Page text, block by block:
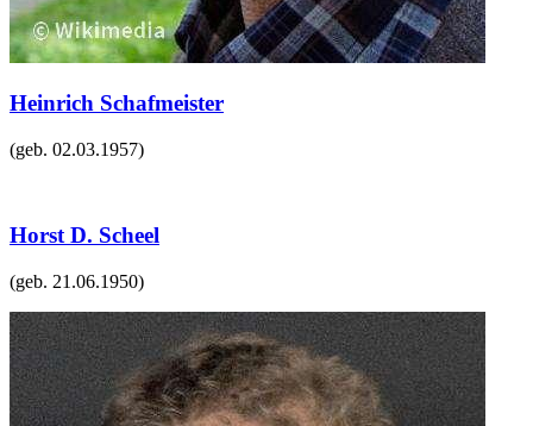
Heinrich Schafmeister
(geb. 02.03.1957)
Horst D. Scheel
(geb. 21.06.1950)